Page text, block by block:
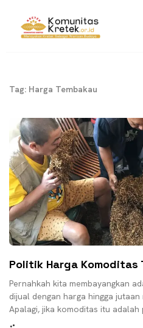
Tag: Harga Tembakau
Politik Harga Komoditas
Pernahkah kita membayangkan
dijual dengan harga hingga
Apalagi, jika komoditas itu
diandalkan